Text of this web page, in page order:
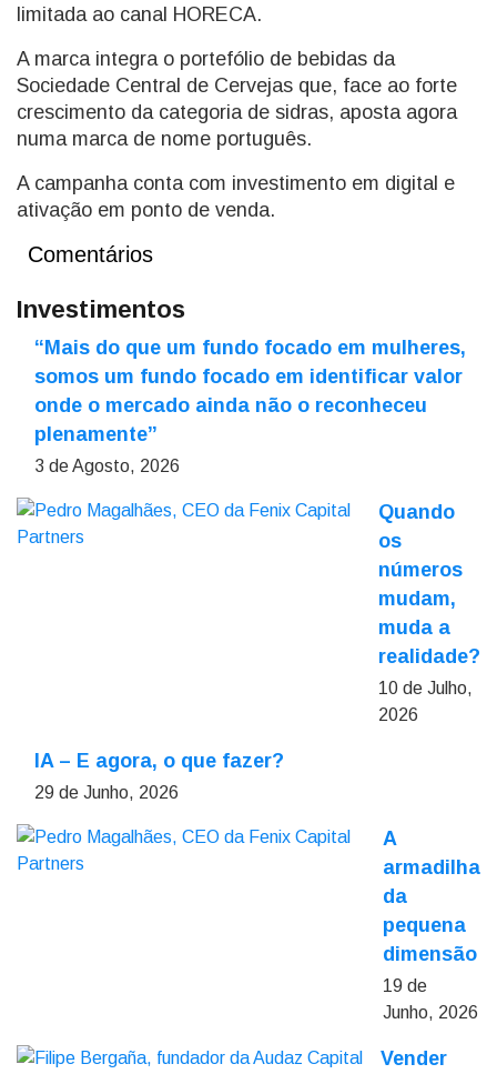
limitada ao canal HORECA.
A marca integra o portefólio de bebidas da
Sociedade Central de Cervejas que, face ao forte
crescimento da categoria de sidras, aposta agora
numa marca de nome português.
A campanha conta com investimento em digital e
ativação em ponto de venda.
Comentários
Investimentos
“Mais do que um fundo focado em mulheres,
somos um fundo focado em identificar valor
onde o mercado ainda não o reconheceu
plenamente”
3 de Agosto, 2026
Quando
os
números
mudam,
muda a
realidade?
10 de Julho,
2026
IA – E agora, o que fazer?
29 de Junho, 2026
A
armadilha
da
pequena
dimensão
19 de
Junho, 2026
Vender